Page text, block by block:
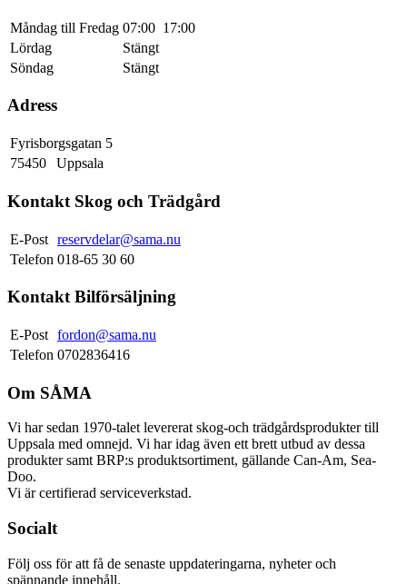
Måndag till Fredag 07:00 17:00
Lördag
Stängt
Söndag
Stängt
Adress
Fyrisborgsgatan 5
75450
Uppsala
Kontakt Skog och Trädgård
E-Post reservdelar@sama.nu
Telefon 018-65 30 60
Kontakt Bilförsäljning
E-Post fordon@sama.nu
Telefon 0702836416
Om SÅMA
Vi har sedan 1970-talet levererat skog-och trädgårdsprodukter till
Uppsala med omnejd. Vi har idag även ett brett utbud av dessa
produkter samt BRP:s produktsortiment, gällande Can-Am, Sea-
Doo.
Vi är certifierad serviceverkstad.
Socialt
Följ oss för att få de senaste uppdateringarna, nyheter och
spännande innehåll.